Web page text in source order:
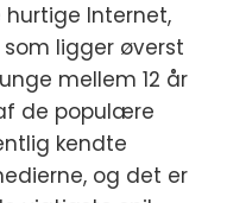
Internet,
ligger øverst
mellem 12 år
de populære
kendte
og det er